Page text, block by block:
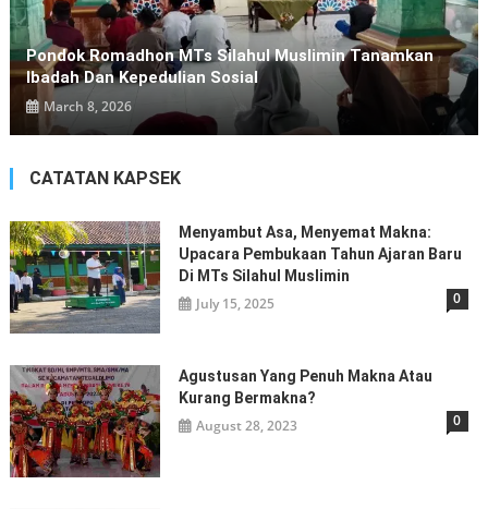
Pondok Romadhon MTs Silahul Muslimin Tanamkan
Ibadah Dan Kepedulian Sosial
March 8, 2026
CATATAN KAPSEK
Menyambut Asa, Menyemat Makna:
Upacara Pembukaan Tahun Ajaran Baru
Di MTs Silahul Muslimin
July 15, 2025 0
Agustusan Yang Penuh Makna Atau
Kurang Bermakna?
August 28, 2023 0